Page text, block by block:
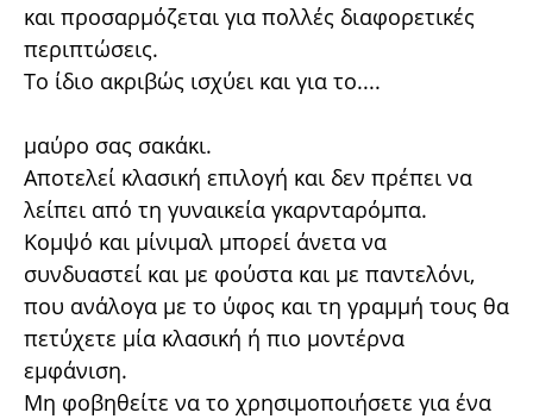
και προσαρμόζεται για πολλές διαφορετικές
περιπτώσεις.
Το ίδιο ακριβώς ισχύει και για το....
μαύρο σας σακάκι.
Αποτελεί κλασική επιλογή και δεν πρέπει να
λείπει από τη γυναικεία γκαρνταρόμπα.
Κομψό και μίνιμαλ μπορεί άνετα να
συνδυαστεί και με φούστα και με παντελόνι,
που ανάλογα με το ύφος και τη γραμμή τους θα
πετύχετε μία κλασική ή πιο μοντέρνα
εμφάνιση.
Μη φοβηθείτε να το χρησιμοποιήσετε για ένα